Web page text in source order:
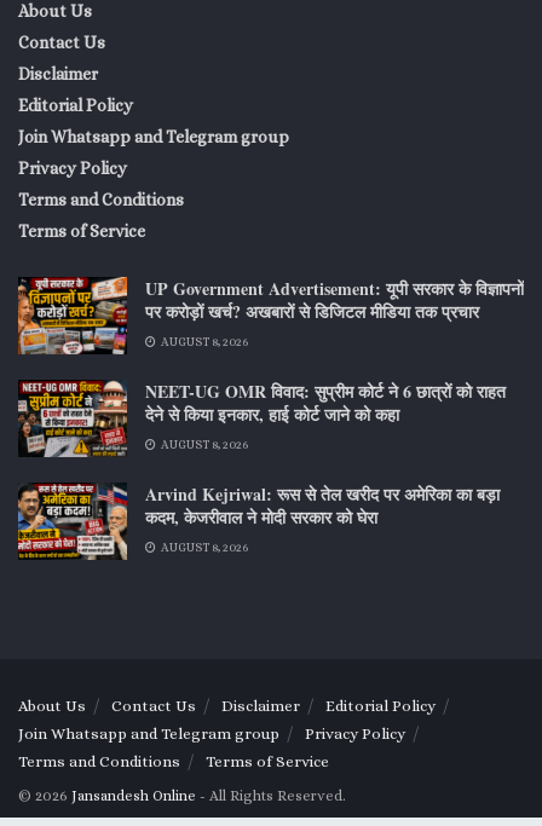
About Us
Contact Us
Disclaimer
Editorial Policy
Join Whatsapp and Telegram group
Privacy Policy
Terms and Conditions
Terms of Service
UP Government Advertisement: यूपी सरकार के विज्ञापनों
पर करोड़ों खर्च? अखबारों से डिजिटल मीडिया तक प्रचार
AUGUST 8, 2026
NEET-UG OMR विवाद: सुप्रीम कोर्ट ने 6 छात्रों को राहत
देने से किया इनकार, हाई कोर्ट जाने को कहा
AUGUST 8, 2026
Arvind Kejriwal: रूस से तेल खरीद पर अमेरिका का बड़ा
कदम, केजरीवाल ने मोदी सरकार को घेरा
AUGUST 8, 2026
About Us Contact Us Disclaimer
Editorial Policy
Join Whatsapp and Telegram group
Privacy Policy
Terms and Conditions
Terms of Service
© 2026 Jansandesh Online - All Rights Reserved.